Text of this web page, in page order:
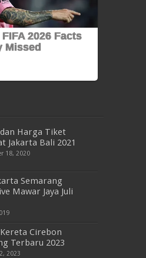
dan Harga Tiket
Jakarta Bali 2021
18, 2020
Semarang
Mawar Jaya Juli
Kereta Cirebon
Terbaru 2023
2023